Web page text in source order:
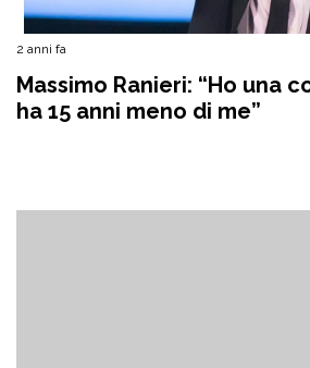
2 anni fa
Massimo Ranieri: “Ho una
ha 15 anni meno di me”